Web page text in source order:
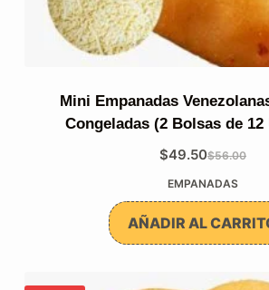
Mini Empanadas
Congeladas (2 Bolsas de 12
$56.00
El
precio
original
era:
$49.50
El
precio
actual
es:
EMPANADAS
AÑADIR AL